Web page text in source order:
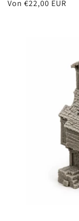
Normaler
Von €22,00 EUR